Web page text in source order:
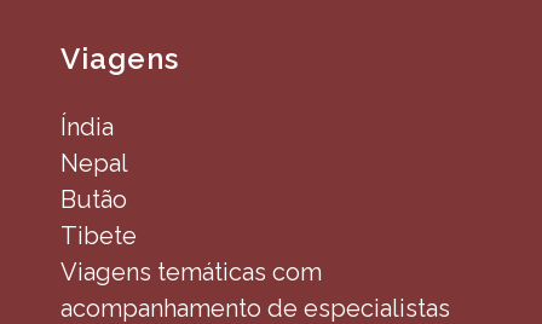
Viagens
Índia
Nepal
Butão
Tibete
Viagens temáticas com
acompanhamento de especialistas